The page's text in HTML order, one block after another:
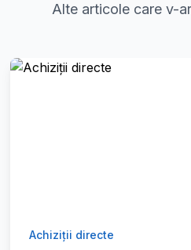
Alte articole care v-
Achiziții directe